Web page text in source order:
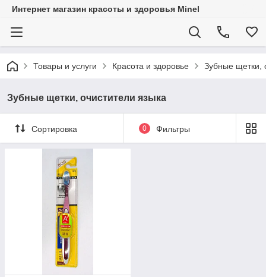
Интернет магазин красоты и здоровья Minel
Товары и услуги Красота и здоровье Зубные щетки,
Зубные щетки, очистители языка
Сортировка 0 Фильтры